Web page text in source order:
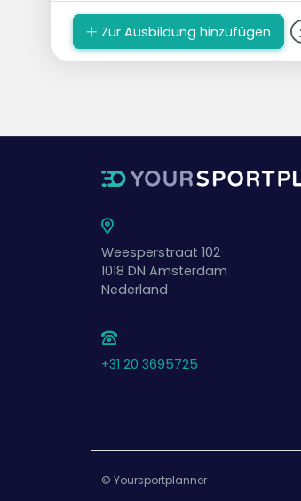
Zur Ausbildung hinzufügen
Weesperstraat 102
1018 DN Amsterdam
Nederland
+31 20 3695725
© Yoursportplanner